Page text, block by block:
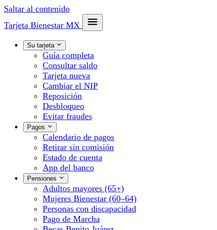
Saltar al contenido
Tarjeta Bienestar MX
Su tarjeta
Guía completa
Consultar saldo
Tarjeta nueva
Cambiar el NIP
Reposición
Desbloqueo
Evitar fraudes
Pagos
Calendario de pagos
Retirar sin comisión
Estado de cuenta
App del banco
Pensiones
Adultos mayores (65+)
Mujeres Bienestar (60–64)
Personas con discapacidad
Pago de Marcha